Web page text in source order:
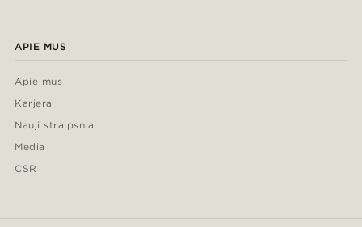
APIE MUS
Apie mus
Karjera
Nauji straipsniai
Media
CSR